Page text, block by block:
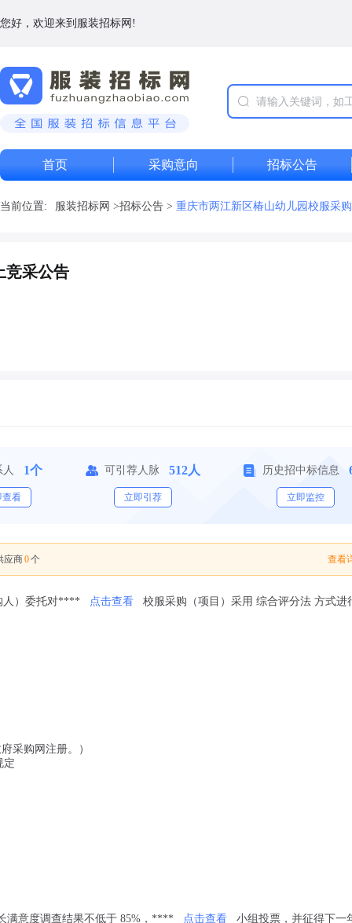
您好，欢迎来到服装招标网!
首页 采购意向 招标公告
当前位置: 服装招标网 >招标公告 > 重庆市两江新区椿山幼儿园校服采
竞采公告
1个
查看
可引荐人脉 512人
立即引荐
历史招中标信息
立即监控
应商0个 查看
人）委托对**** 点击查看 校服采购（项目）采用 综合评分法 方式进
采购网注册。）
定
满意度调查结果不低于 85%，**** 点击查看
小组投票，并征得下一